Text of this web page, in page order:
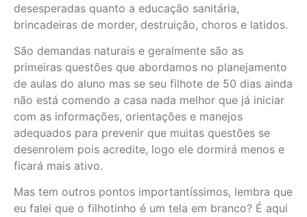
desesperadas quanto a educação sanitária,
brincadeiras de morder, destruição, choros e latidos.
São demandas naturais e geralmente são as
primeiras questões que abordamos no planejamento
de aulas do aluno mas se seu filhote de 50 dias ainda
não está comendo a casa nada melhor que já iniciar
com as informações, orientações e manejos
adequados para prevenir que muitas questões se
desenrolem pois acredite, logo ele dormirá menos e
ficará mais ativo.
Mas tem outros pontos importantíssimos, lembra que
eu falei que o filhotinho é um tela em branco? É aqui